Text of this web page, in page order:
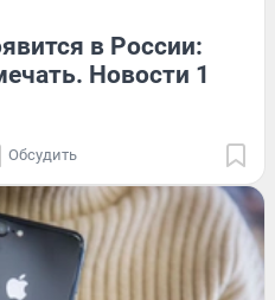
в России:
Новости 1
Обсудить